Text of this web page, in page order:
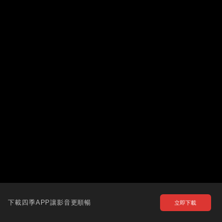
下載四季APP讓影音更順暢 立即下載